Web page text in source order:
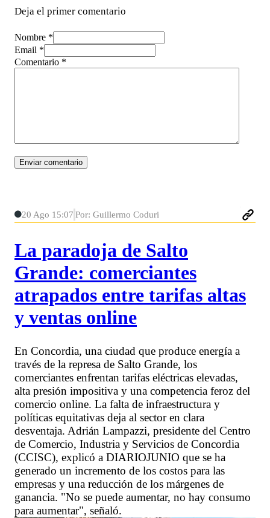
Deja el primer comentario
Nombre *
Email *
Comentario *
20 Ago 15:07 Por: Guillermo Coduri
La paradoja de Salto
Grande: comerciantes
atrapados entre tarifas altas
y ventas online
En Concordia, una ciudad que produce energía a
través de la represa de Salto Grande, los
comerciantes enfrentan tarifas eléctricas elevadas,
alta presión impositiva y una competencia feroz del
comercio online. La falta de infraestructura y
políticas equitativas deja al sector en clara
desventaja. Adrián Lampazzi, presidente del Centro
de Comercio, Industria y Servicios de Concordia
(CCISC), explicó a DIARIOJUNIO que se ha
generado un incremento de los costos para las
empresas y una reducción de los márgenes de
ganancia. "No se puede aumentar, no hay consumo
para aumentar", señaló.